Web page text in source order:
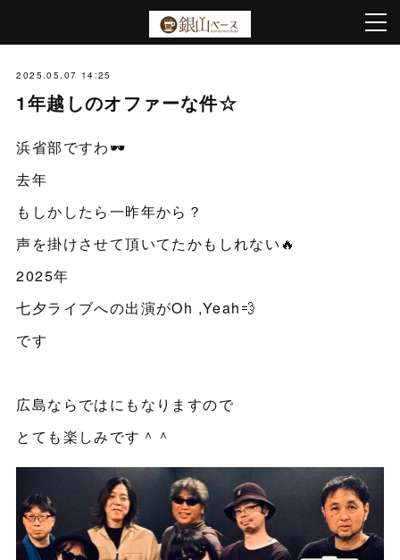
2025.05.07 14:25
1年越しのオファーな件☆
浜省部ですわ🕶️
去年
もしかしたら一昨年から？
声を掛けさせて頂いてたかもしれない🔥
2025年
七夕ライブへの出演がOh ,Yeah💨
です
広島ならではにもなりますので
とても楽しみです＾＾